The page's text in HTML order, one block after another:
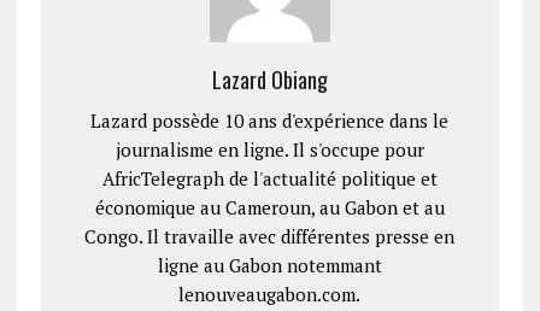
Lazard Obiang
Lazard possède 10 ans d'expérience dans le
journalisme en ligne. Il s'occupe pour
AfricTelegraph de l'actualité politique et
économique au Cameroun, au Gabon et au
Congo. Il travaille avec différentes presse en
ligne au Gabon notemmant
lenouveaugabon.com.